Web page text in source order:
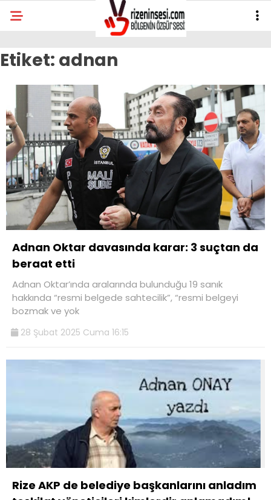
Etiket: adnan
Adnan Oktar davasında karar: 3 suçtan da
beraat etti
Adnan Oktar’ında aralarında bulunduğu 19 sanık
hakkında “resmi belgede sahtecilik”, “resmi belgeyi
bozmak ve yok
28 Şubat 2025 Cuma 16:15
Rize AKP de belediye başkanlarını anladım